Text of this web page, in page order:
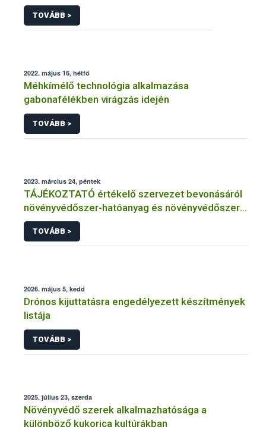
TOVÁBB >
2022. május 16, hétfő
Méhkímélő technológia alkalmazása
gabonafélékben virágzás idején
TOVÁBB >
2023. március 24, péntek
TÁJÉKOZTATÓ értékelő szervezet bevonásáról
növényvédőszer-hatóanyag és növényvédőszer
engedélyezésére, továbbá a meglévő engedély
meghosszabbítására vagy módosítására irányuló
eljárásba
TOVÁBB >
2026. május 5, kedd
Drónos kijuttatásra engedélyezett készítmények
listája
TOVÁBB >
2025. július 23, szerda
Növényvédő szerek alkalmazhatósága a
különböző kukorica kultúrákban